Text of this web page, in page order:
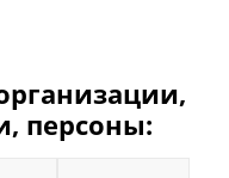
персоны: